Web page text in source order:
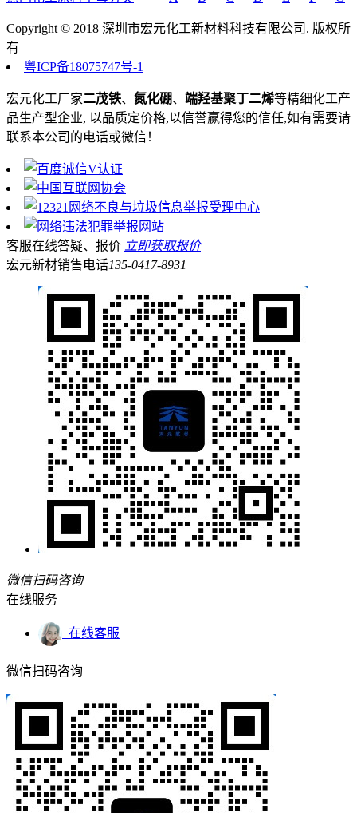
Copyright © 2018 深圳市宏元化工新材料科技有限公司. 版权所
有
粤ICP备18075747号-1
宏元化工厂家二茂铁、 氮化硼、 端羟基聚丁二烯等精细化工产
品生产型企业, 以品质定价格,以信誉赢得您的信任,如有需要请
联系本公司的电话或微信！
客服在线答疑、报价 立即获取报价
宏元新材销售电话135-0417-8931
微信扫码咨询
在线服务
在线客服
微信扫码咨询